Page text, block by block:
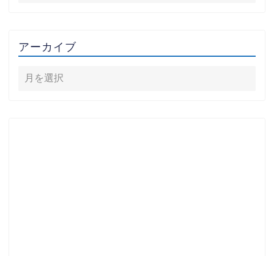
アーカイブ